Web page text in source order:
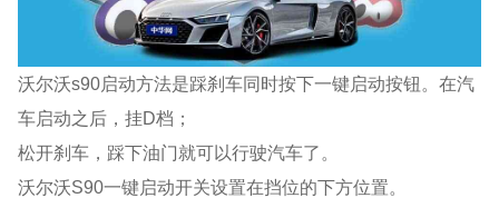
沃尔沃s90启动方法是踩刹车同时按下一键启动按钮。在汽
车启动之后，挂D档；
松开刹车，踩下油门就可以行驶汽车了。
沃尔沃S90一键启动开关设置在挡位的下方位置。